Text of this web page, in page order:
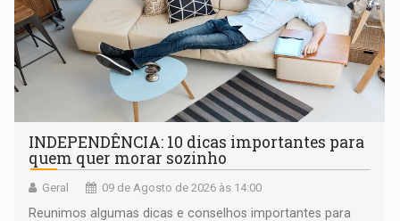
INDEPENDÊNCIA: 10 dicas importantes para
quem quer morar sozinho
Geral 09 de Agosto de 2026 às 14:00
Reunimos algumas dicas e conselhos importantes para